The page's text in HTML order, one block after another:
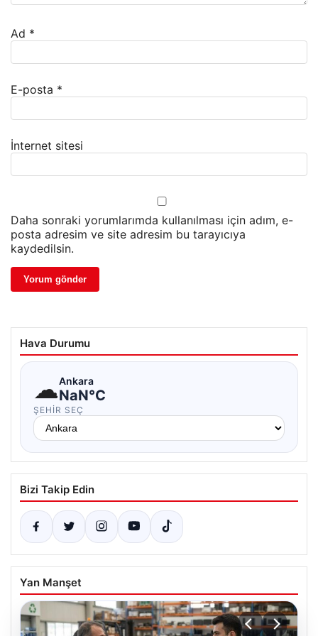
Ad *
E-posta *
İnternet sitesi
Daha sonraki yorumlarımda kullanılması için adım, e-
posta adresim ve site adresim bu tarayıcıya
kaydedilsin.
Hava Durumu
☁Ankara
NaN°C
ŞEHIR SEÇ
Bizi Takip Edin
Yan Manşet